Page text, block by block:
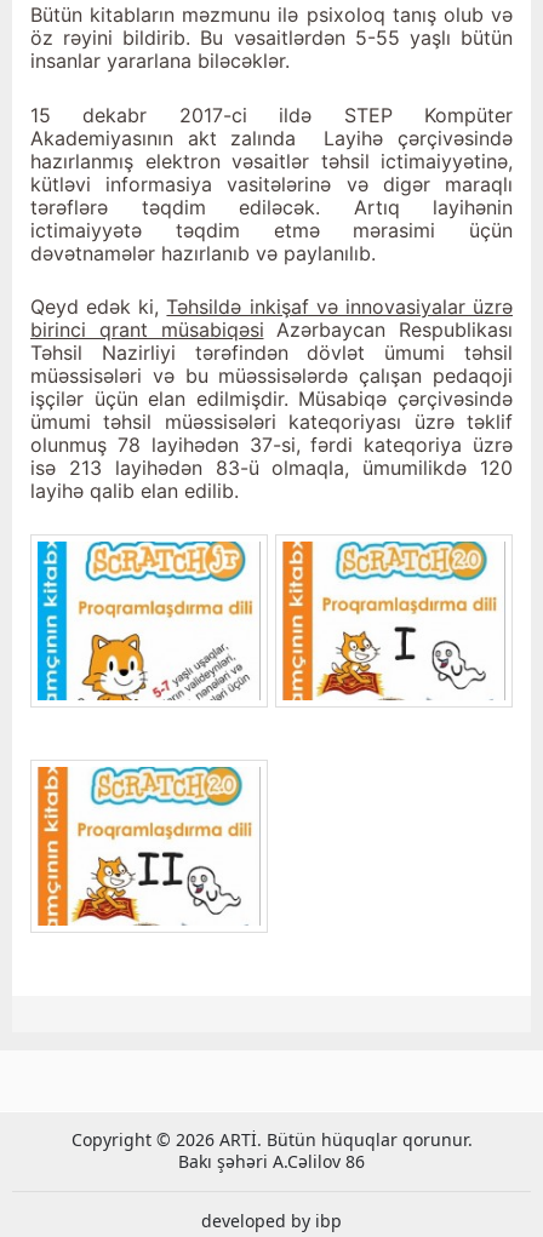
Bütün kitabların məzmunu ilə psixoloq tanış olub və
öz rəyini bildirib. Bu vəsaitlərdən 5-55 yaşlı bütün
insanlar yararlana biləcəklər.
15 dekabr 2017-ci ildə STEP Kompüter
Akademiyasının akt zalında Layihə çərçivəsində
hazırlanmış elektron vəsaitlər təhsil ictimaiyyətinə,
kütləvi informasiya vasitələrinə və digər maraqlı
tərəflərə təqdim ediləcək. Artıq layihənin
ictimaiyyətə təqdim etmə mərasimi üçün
dəvətnamələr hazırlanıb və paylanılıb.
Qeyd edək ki,Təhsildə inkişaf və innovasiyalar üzrə
birinci qrant müsabiqəsi Azərbaycan Respublikası
Təhsil Nazirliyi tərəfindən dövlət ümumi təhsil
müəssisələri və bu müəssisələrdə çalışan pedaqoji
işçilər üçün elan edilmişdir. Müsabiqə çərçivəsində
ümumi təhsil müəssisələri kateqoriyası üzrə təklif
olunmuş 78 layihədən 37-si, fərdi kateqoriya üzrə
isə 213 layihədən 83-ü olmaqla, ümumilikdə 120
layihə qalib elan edilib.
Copyright © 2026 ARTİ. Bütün hüquqlar qorunur.
Bakı şəhəri A.Cəlilov 86
developed by ibp